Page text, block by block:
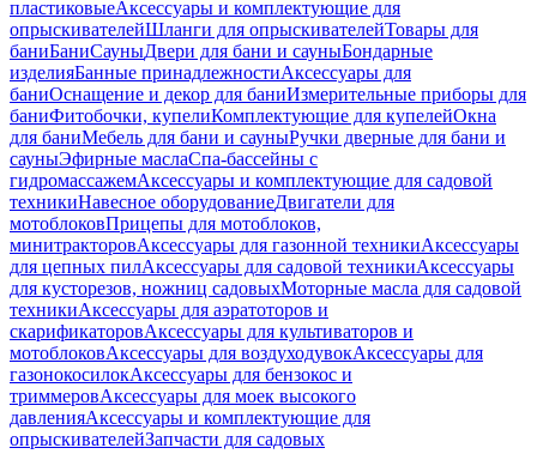
пластиковыеАксессуары и комплектующие для
опрыскивателейШланги для опрыскивателейТовары для
баниБаниСауныДвери для бани и сауныБондарные
изделияБанные принадлежностиАксессуары для
баниОснащение и декор для баниИзмерительные приборы для
баниФитобочки, купелиКомплектующие для купелейОкна
для баниМебель для бани и сауныРучки дверные для бани и
сауныЭфирные маслаСпа-бассейны с
гидромассажемАксессуары и комплектующие для садовой
техникиНавесное оборудованиеДвигатели для
мотоблоковПрицепы для мотоблоков,
минитракторовАксессуары для газонной техникиАксессуары
для цепных пилАксессуары для садовой техникиАксессуары
для кусторезов, ножниц садовыхМоторные масла для садовой
техникиАксессуары для аэратоторов и
скарификаторовАксессуары для культиваторов и
мотоблоковАксессуары для воздуходувокАксессуары для
газонокосилокАксессуары для бензокос и
триммеровАксессуары для моек высокого
давленияАксессуары и комплектующие для
опрыскивателейЗапчасти для садовых